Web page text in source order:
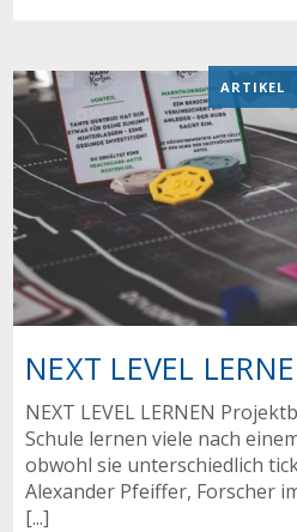
NEXT LEVEL
ARTIKEL
NEXT LEVEL LERNEN
Schule lernen viele nach
obwohl sie unterschiedlich
Alexander Pfeiffer, Forscher
[...]